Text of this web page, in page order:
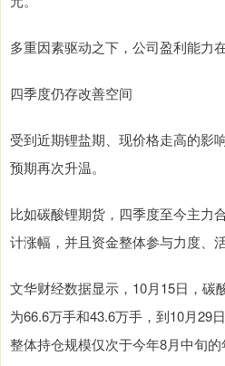
多重因素驱动之下，公司盈利能力
四季度仍存改善空间
受到近期锂盐期、现价格走高的影
预期再次升温。
比如碳酸锂期货，四季度至今主力
计涨幅，并且资金整体参与力度、
文华财经数据显示，10月15日，碳
为66.6万手和43.6万手，到10月29
整体持仓规模仅次于今年8月中旬的